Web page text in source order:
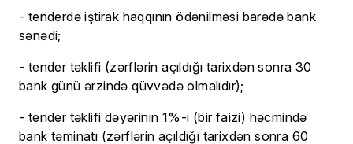
- tenderdə iştirak haqqının ödənilməsi barədə bank
sənədi;
- tender təklifi (zərflərin açıldığı tarixdən sonra 30
bank günü ərzində qüvvədə olmalıdır);
- tender təklifi dəyərinin 1%-i (bir faizi) həcmində
bank təminatı (zərflərin açıldığı tarixdən sonra 60